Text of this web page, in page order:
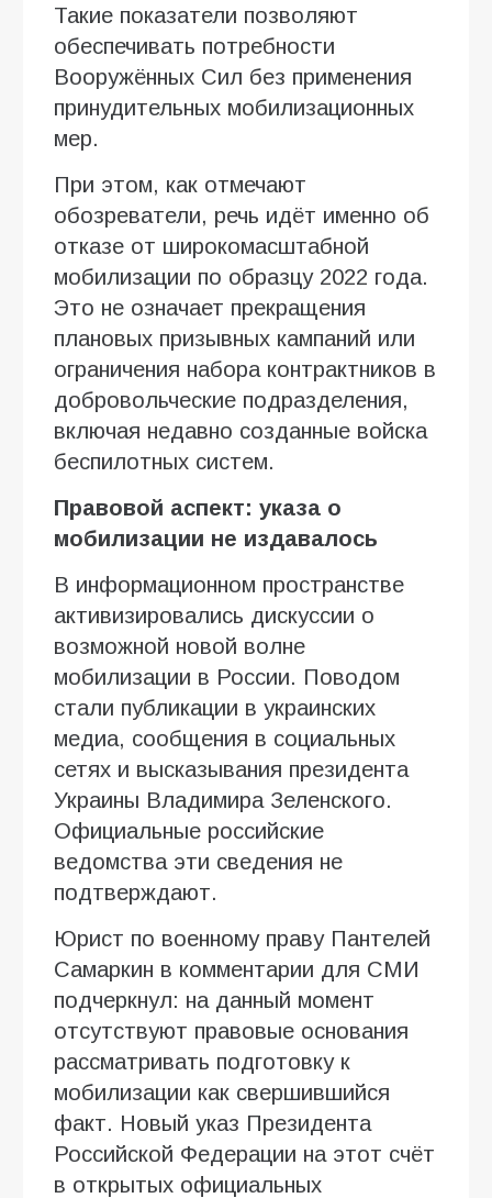
Такие показатели позволяют
обеспечивать потребности
Вооружённых Сил без применения
принудительных мобилизационных
мер.
При этом, как отмечают
обозреватели, речь идёт именно об
отказе от широкомасштабной
мобилизации по образцу 2022 года.
Это не означает прекращения
плановых призывных кампаний или
ограничения набора контрактников в
добровольческие подразделения,
включая недавно созданные войска
беспилотных систем.
Правовой аспект: указа о
мобилизации не издавалось
В информационном пространстве
активизировались дискуссии о
возможной новой волне
мобилизации в России. Поводом
стали публикации в украинских
медиа, сообщения в социальных
сетях и высказывания президента
Украины Владимира Зеленского.
Официальные российские
ведомства эти сведения не
подтверждают.
Юрист по военному праву Пантелей
Самаркин в комментарии для СМИ
подчеркнул: на данный момент
отсутствуют правовые основания
рассматривать подготовку к
мобилизации как свершившийся
факт. Новый указ Президента
Российской Федерации на этот счёт
в открытых официальных